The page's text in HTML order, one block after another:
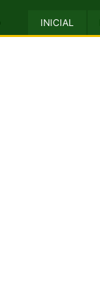
INICIAL